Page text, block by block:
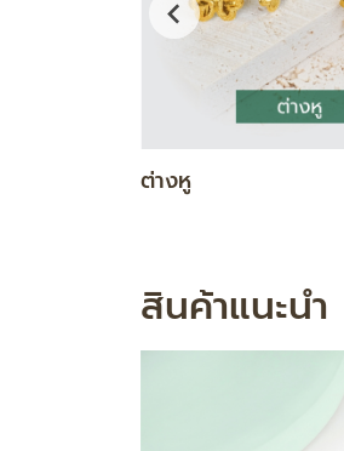
DIAMOND GOLD SET
สินค้าแนะนำ